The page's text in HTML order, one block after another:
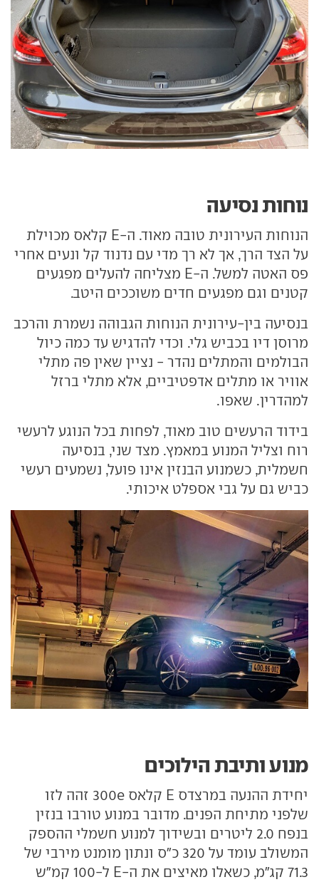
נוחות נסיעה
הנוחות העירונית טובה מאוד. ה-E קלאס מכוילת
על הצד הרך, אך לא רך מדי עם נדנוד קל ונעים אחרי
פס האטה למשל. ה-E מצליחה להעלים מפגעים
קטנים וגם מפגעים חדים משוככים היטב.
בנסיעה בין-עירונית הנוחות הגבוהה נשמרת והרכב
מרוסן דיו בכביש גלי. וכדי להדגיש עד כמה כיול
הבולמים והמתלים נהדר - נציין שאין פה מתלי
אוויר או מתלים אדפטיביים, אלא מתלי ברזל
למהדרין. שאפו.
בידוד הרעשים טוב מאוד, לפחות בכל הנוגע לרעשי
רוח וצליל המנוע במאמץ. מצד שני, בנסיעה
חשמלית, כשמנוע הבנזין אינו פועל, נשמעים רעשי
כביש גם על גבי אספלט איכותי.
מנוע ותיבת הילוכים
יחידת ההנעה במרצדס E קלאס 300e זהה לזו
שלפני מתיחת הפנים. מדובר במנוע טורבו בנזין
בנפח 2.0 ליטרים ובשידוך למנוע חשמלי ההספק
המשולב עומד על 320 כ"ס ונתון מומנט מירבי של
71.3 קג"מ, כשאלו מאיצים את ה-E ל-100 קמ"ש